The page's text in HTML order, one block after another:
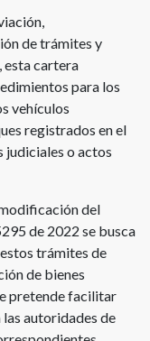
de trámites y
esta cartera
para los
vehículos
registrados en el
judiciales o actos
del
de 2022 se busca
trámites de
de bienes
pretende facilitar
autoridades de